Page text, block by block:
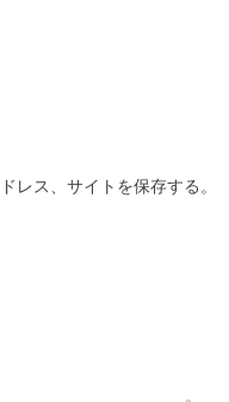
レス、サイトを保存する。